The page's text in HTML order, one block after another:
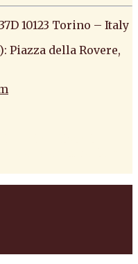
10123 Torino – Italy
Piazza della Rovere,